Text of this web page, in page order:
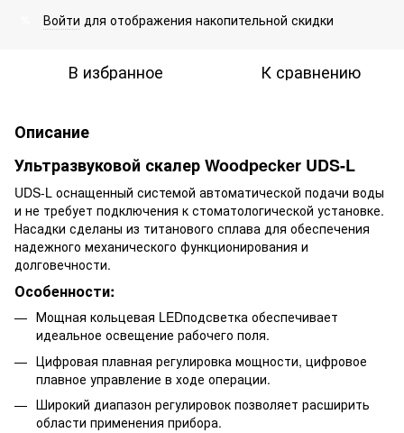
Войти для отображения накопительной скидки
В избранное К сравнению
Описание
Ультразвуковой скалер Woodpecker UDS-L
UDS-L оснащенный системой автоматической подачи воды
и не требует подключения к стоматологической установке.
Насадки сделаны из титанового сплава для обеспечения
надежного механического функционирования и
долговечности.
Особенности:
Мощная кольцевая LEDподсветка обеспечивает
идеальное освещение рабочего поля.
Цифровая плавная регулировка мощности, цифровое
плавное управление в ходе операции.
Широкий диапазон регулировок позволяет расширить
области применения прибора.